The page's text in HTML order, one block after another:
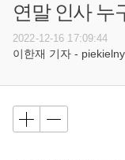
연말 인사 누
2022-12-16 17:09:44
이한재 기자 -